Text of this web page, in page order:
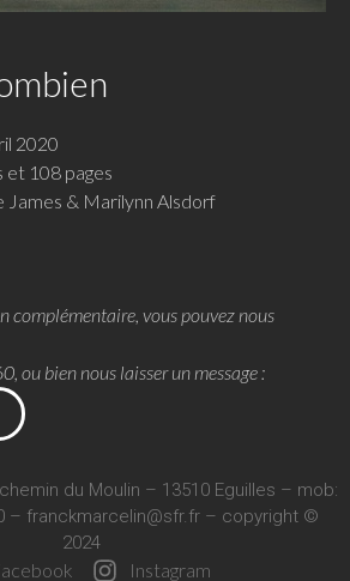
2020
et 108 pages
James & Marilynn Alsdorf
complémentaire, vous pouvez nous
ou bien nous laisser un message :
du Moulin – 13510 Eguilles – mob:
– franckmarcelin@sfr.fr– copyright ©
2024
Instagram